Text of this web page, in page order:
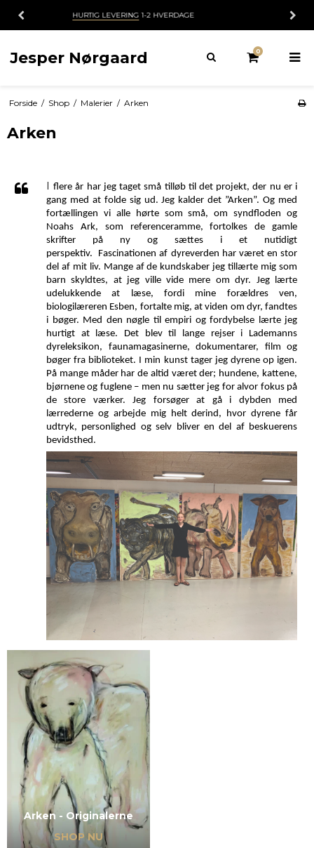
Jesper Nørgaard 0
Forside / Shop / Malerier / Arken
Arken
Iflere år har jeg taget små tilløb til det projekt, der nu er i
gang med at folde sig ud. Jeg kalder det ”Arken”. Og med
fortællingen vi alle hørte som små, om syndfloden og
Noahs Ark, som referenceramme, fortolkes de gamle
skrifter på ny og sættes i et nutidigt
perspektiv. Fascinationen af dyreverden har været en stor
del af mit liv. Mange af de kundskaber jeg tillærte mig som
barn skyldtes, at jeg ville vide mere om dyr. Jeg lærte
udelukkende at læse, fordi mine forældres ven,
biologilæreren Esben, fortalte mig, at viden om dyr, fandtes
i bøger. Med den nøgle til empiri og fordybelse lærte jeg
hurtigt at læse. Det blev til lange rejser i Lademanns
dyreleksikon, faunamagasinerne, dokumentarer, film og
bøger fra biblioteket. I min kunst tager jeg dyrene op igen.
På mange måder har de altid været der; hundene, kattene,
bjørnene og fuglene – men nu sætter jeg for alvor fokus på
de store værker. Jeg forsøger at gå i dybden med
lærrederne og arbejde mig helt derind, hvor dyrene får
udtryk, personlighed og selv bliver en del af beskuerens
bevidsthed.
Arken - Originalerne
SHOP NU